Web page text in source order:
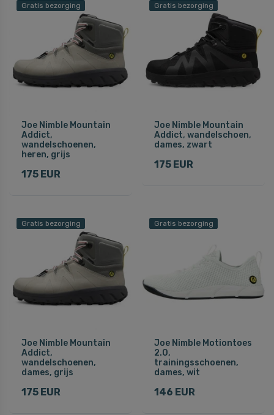
Gratis bezorging
Joe Nimble Mountain
Addict,
wandelschoenen,
heren, grijs
175 EUR
Gratis bezorging
Joe Nimble Mountain
Addict, wandelschoen,
dames, zwart
175 EUR
Gratis bezorging
Joe Nimble Mountain
Addict,
wandelschoenen,
dames, grijs
175 EUR
Gratis bezorging
Joe Nimble Motiontoes
2.0,
trainingsschoenen,
dames, wit
146 EUR